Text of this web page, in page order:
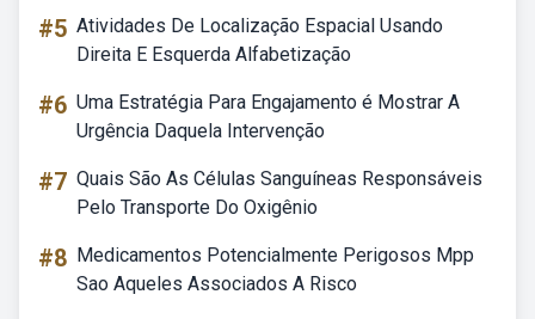
#5 Atividades De Localização Espacial Usando
Direita E Esquerda Alfabetização
#6 Uma Estratégia Para Engajamento é Mostrar A
Urgência Daquela Intervenção
#7 Quais São As Células Sanguíneas Responsáveis
Pelo Transporte Do Oxigênio
#8 Medicamentos Potencialmente Perigosos Mpp
Sao Aqueles Associados A Risco